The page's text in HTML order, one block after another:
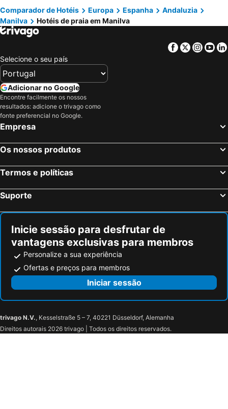
Comparador de Hotéis Europa Espanha
Andaluzia
Manilva
Hotéis de praia em Manilva
Facebook
Twitter
Selecione o seu país
Adicionar no Google
Encontre facilmente os nossos
resultados: adicione o trivago como
fonte preferencial no Google.
Empresa
Os nossos produtos
Termos e políticas
Suporte
Inicie sessão para desfrutar de
vantagens exclusivas para membros
Personalize a sua experiência
Ofertas e preços para membros
Iniciar sessão
trivago N.V., Kesselstraße 5 – 7, 40221 Düsseldorf, Alemanha
Direitos autorais 2026 trivago | Todos os direitos reservados.